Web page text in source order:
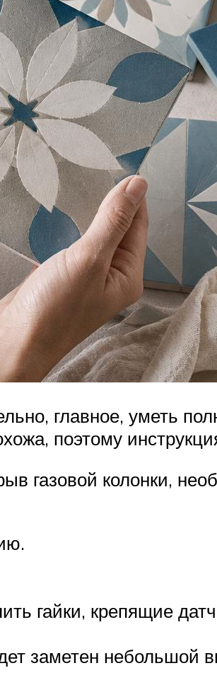
главное, уметь
поэтому
газовой колонки,
гайки, крепящие
заметен небольшой